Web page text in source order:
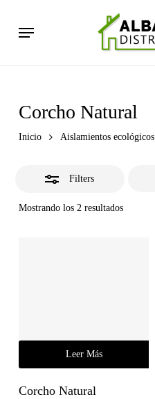
Menu
Corcho Natural
Inicio Aislamientos ecológicos
Filters
Mostrando los 2 resultados
Leer Más
Corcho Natural